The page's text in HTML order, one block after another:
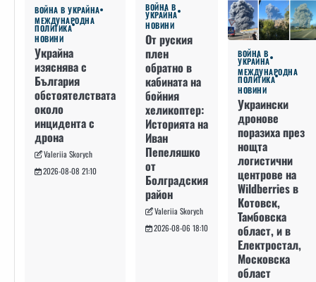
ВОЙНА В УКРАЙНА
МЕЖДУНАРОДНА
ПОЛИТИКА
НОВИНИ
Украйна
изяснява с
България
обстоятелствата
около
инцидента с
дрона
Valeriia Skorych
2026-08-08 21:10
ВОЙНА В
УКРАЙНА
НОВИНИ
От руския
плен
обратно в
кабината на
бойния
хеликоптер:
Историята на
Иван
Пепеляшко
от
Болградския
район
Valeriia Skorych
2026-08-06 18:10
ВОЙНА В
УКРАЙНА
МЕЖДУНАРОДНА
ПОЛИТИКА
НОВИНИ
Украински
дронове
поразиха през
нощта
логистични
центрове на
Wildberries в
Котовск,
Тамбовска
област, и в
Електростал,
Московска
област